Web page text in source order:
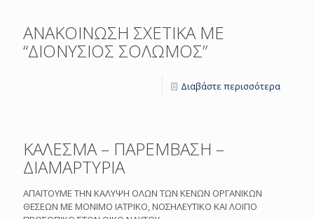
ΑΝΑΚΟΙΝΩΣΗ ΣΧΕΤΙΚΑ ΜΕ
“ΔΙΟΝΥΣΙΟΣ ΣΟΛΩΜΟΣ”
Διαβάστε περισσότερα
ΚΑΛΕΣΜΑ – ΠΑΡΕΜΒΑΣΗ –
ΔΙΑΜΑΡΤΥΡΙΑ
ΑΠΑΙΤΟΥΜΕ ΤΗΝ ΚΑΛΥΨΗ ΟΛΩΝ ΤΩΝ ΚΕΝΩΝ ΟΡΓΑΝΙΚΩΝ
ΘΕΣΕΩΝ ΜΕ ΜΟΝΙΜΟ ΙΑΤΡΙΚΟ, ΝΟΣΗΛΕΥΤΙΚΟ ΚΑΙ ΛΟΙΠΟ